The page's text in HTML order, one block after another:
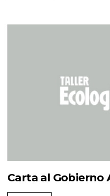
Carta al Gobierno